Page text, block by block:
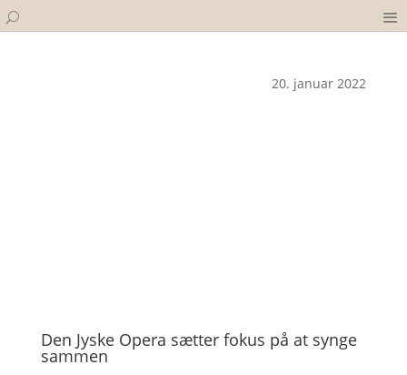
20. januar 2022
Den Jyske Opera sætter fokus på at synge
sammen